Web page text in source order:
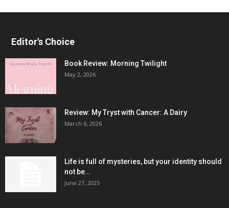
Editor's Choice
Book Review: Morning Twilight
May 2, 2026
Review: My Tryst with Cancer: A Dairy
March 6, 2026
Life is full of mysteries, but your identity should
not be...
June 27, 2025